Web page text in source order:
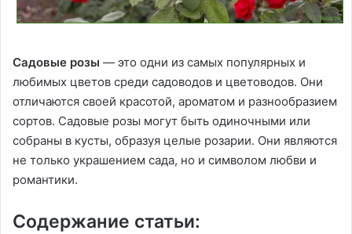
Садовые розы — это одни из самых популярных и
любимых цветов среди садоводов и цветоводов. Они
отличаются своей красотой, ароматом и разнообразием
сортов. Садовые розы могут быть одиночными или
собраны в кусты, образуя целые розарии. Они являются
не только украшением сада, но и символом любви и
романтики.
Содержание статьи: